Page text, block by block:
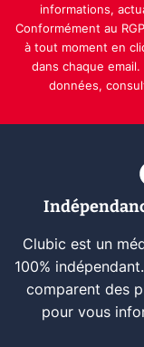
informations,
Conformément au
à tout moment en
dans chaque
données,
Clubic est un
100%
comparent des
pour vous